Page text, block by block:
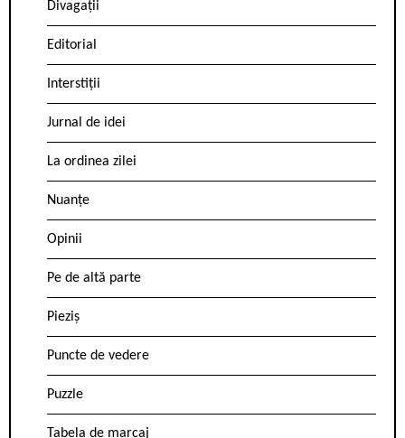
Divagații
Editorial
Interstiții
Jurnal de idei
La ordinea zilei
Nuanțe
Opinii
Pe de altă parte
Pieziș
Puncte de vedere
Puzzle
Tabela de marcaj